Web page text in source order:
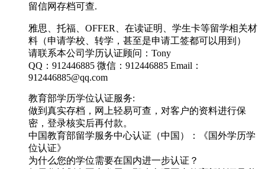
留信网存档可查.
雅思、托福、OFFER、在读证明、学生卡等留学相关材
料（申请学校、转学，甚至是申请工签都可以用到）
请联系本公司学历认证顾问：Tony
QQ：912446885 微信：912446885 Email：
912446885@qq.com
教育部学历学位认证服务:
做到真实存档，网上轻易可查，对客户的资料进行保
密，登录核实后再付款。
中国教育部留学服务中心认证（中国）：《国外学历学
位认证》
为什么您的学位需要在国内进一步认证？